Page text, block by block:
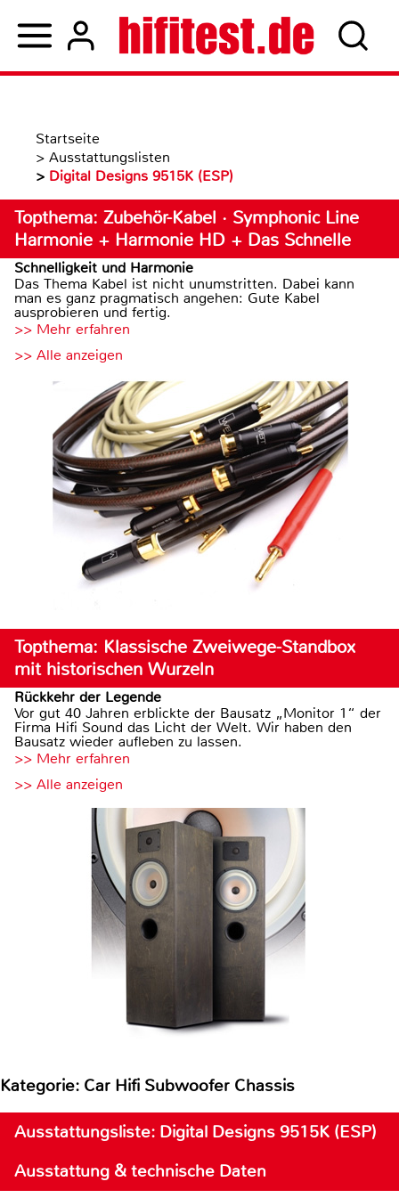
Startseite
> Ausstattungslisten
> Digital Designs 9515K (ESP)
Topthema: Zubehör-Kabel · Symphonic Line
Harmonie + Harmonie HD + Das Schnelle
Schnelligkeit und Harmonie
Das Thema Kabel ist nicht unumstritten. Dabei kann
man es ganz pragmatisch angehen: Gute Kabel
ausprobieren und fertig.
>> Mehr erfahren
>> Alle anzeigen
Topthema: Klassische Zweiwege-Standbox
mit historischen Wurzeln
Rückkehr der Legende
Vor gut 40 Jahren erblickte der Bausatz „Monitor 1“ der
Firma Hifi Sound das Licht der Welt. Wir haben den
Bausatz wieder aufleben zu lassen.
>> Mehr erfahren
>> Alle anzeigen
Kategorie: Car Hifi Subwoofer Chassis
Ausstattungsliste: Digital Designs 9515K (ESP)
Ausstattung & technische Daten